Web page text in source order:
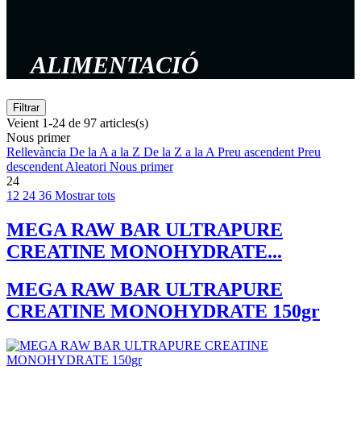
ALIMENTACIÓ
Filtrar
Veient 1-24 de 97 articles(s)
Nous primer
Rellevància De la A a la Z De la Z a la A Preu ascendent Preu
descendent Aleatori Nous primer
24
12 24 36 Mostrar tots
MEGA RAW BAR ULTRAPURE
CREATINE MONOHYDRATE...
MEGA RAW BAR ULTRAPURE
CREATINE MONOHYDRATE 150gr